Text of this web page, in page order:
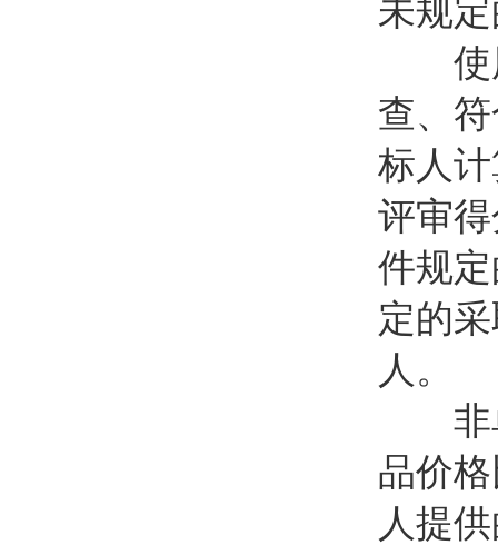
未规
使用
查、
标人
评审
件规
定的
人。
非单
品价
人提